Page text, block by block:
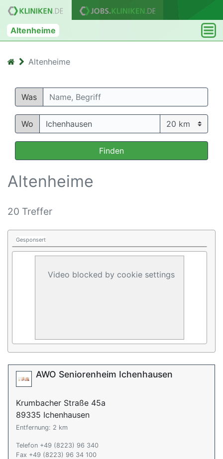
Altenheime
Altenheime
Was
Wo
Finden
Altenheime
20 Treffer
Gesponsert
Video blocked by cookie settings
AWO Seniorenheim Ichenhausen
Krumbacher Straße 45a
89335 Ichenhausen
Entfernung: 2 km
Telefon +49 (8223) 96 340
Fax +49 (8223) 96 34 100